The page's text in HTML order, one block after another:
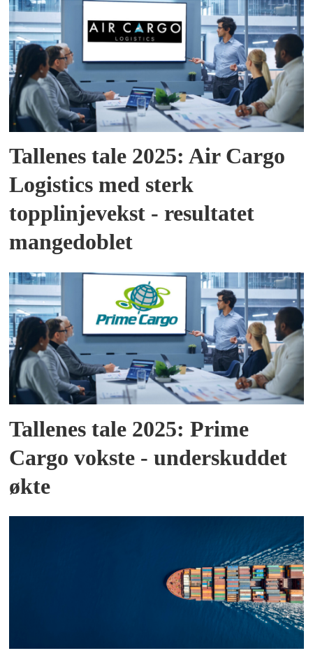
Tallenes tale 2025: Air Cargo
Logistics med sterk
topplinjevekst - resultatet
mangedoblet
Tallenes tale 2025: Prime
Cargo vokste - underskuddet
økte